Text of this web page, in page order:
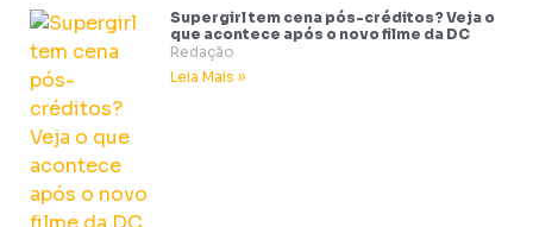
Supergirl tem cena pós-créditos? Veja o
que acontece após o novo filme da DC
Redação
Leia Mais »